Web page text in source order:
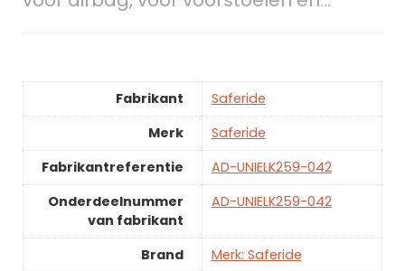
Fabrikant
Saferide
Merk
Saferide
Fabrikantreferentie
AD-UNIELK259-042
Onderdeelnummer
van fabrikant
AD-UNIELK259-042
Brand Merk: Saferide